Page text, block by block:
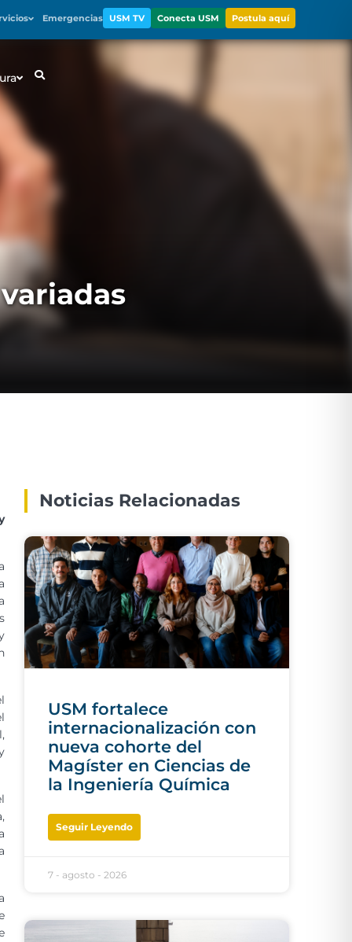
Emergencias USM TV Conecta USM Postula aquí
Noticias Relacionadas
USM fortalece
internacionalización con
nueva cohorte del
Magíster en Ciencias de
la Ingeniería Química
Seguir Leyendo
7 - agosto - 2026